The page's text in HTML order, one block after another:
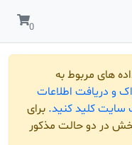
به
اطلاعات
کنید.برای
مذکور